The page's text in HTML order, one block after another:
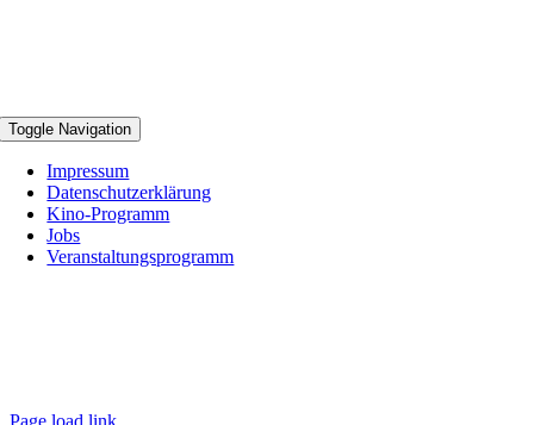
Toggle Navigation
Impressum
Datenschutzerklärung
Kino-Programm
Jobs
Veranstaltungsprogramm
Page load link